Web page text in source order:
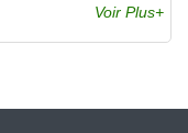
Voir Plus+